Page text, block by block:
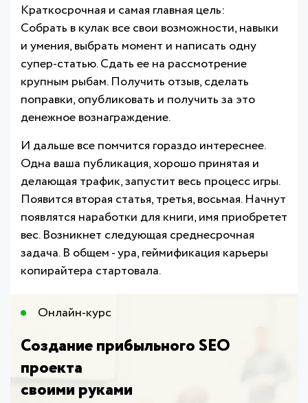
Краткосрочная и самая главная цель:
Собрать в кулак все свои возможности, навыки
и умения, выбрать момент и написать одну
супер-статью. Сдать ее на рассмотрение
крупным рыбам. Получить отзыв, сделать
поправки, опубликовать и получить за это
денежное вознаграждение.
И дальше все помчится гораздо интереснее.
Одна ваша публикация, хорошо принятая и
делающая трафик, запустит весь процесс игры.
Появится вторая статья, третья, восьмая. Начнут
появлятся наработки для книги, имя приобретет
вес. Возникнет следующая среднесрочная
задача. В общем - ура, геймификация карьеры
копирайтера стартовала.
Онлайн-курс​
Создание прибыльного SEO
проекта
своими руками